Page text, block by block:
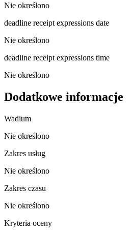
Nie określono
deadline receipt expressions date
Nie określono
deadline receipt expressions time
Nie określono
Dodatkowe informacje
Wadium
Nie określono
Zakres usług
Nie określono
Zakres czasu
Nie określono
Kryteria oceny